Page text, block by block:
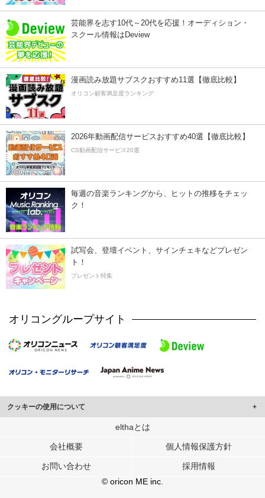
芸能界を志す10代～20代を応援！オーディション・
スクール情報はDeview
漫画読み放題サブスクおすすめ11選【徹底比較】
オリコン顧客満足度ランキング
2026年動画配信サービスおすすめ40選【徹底比較】
CS動画配信サービス20選
毎週の音楽ランキングから、ヒットの推移をチェッ
ク！
試写会、登壇イベント、サインチェキなどプレゼン
ト！
プレゼント特集
オリコングループサイト
クッキーの使用について
このサイトでは Cookie を使用して、ユーザーに合わせたコンテンツや広告の
行っています。
メディアや広告配信、データ解析の各パートナーに提供しています。
ユーザーが各パートナーのサービスを使用したときに収集した他の情報を組み
elthaとは
会社概要 個人情報保護方針
お問い合わせ
採用情報
© oricon ME inc.